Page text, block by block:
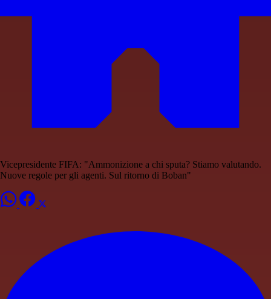
Vicepresidente FIFA: "Ammonizione a chi sputa? Stiamo valutando.
Nuove regole per gli agenti. Sul ritorno di Boban"